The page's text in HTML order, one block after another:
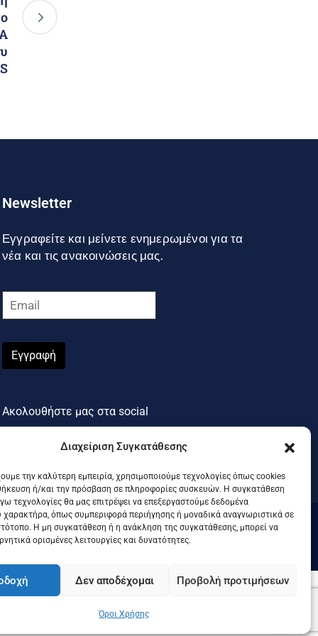
Διαχείριση Συγκατάθεσης
την καλύτερη εμπειρία, χρησιμοποιούμε τεχνολογίες όπως cookies
ή/και την πρόσβαση σε πληροφορίες συσκευών. Η συγκατάθεση
τεχνολογίες θα μας επιτρέψει να επεξεργαστούμε δεδομένα
όπως συμπεριφορά περιήγησης ή μοναδικά αναγνωριστικά σε
Η μη συγκατάθεση ή η ανάκληση της συγκατάθεσης, μπορεί να
ορισμένες λειτουργίες και δυνατότητες.
Δεν αποδέχομαι Προβολή προτιμήσεων
Όροι Χρήσης
Newsletter
Εγγραφείτε και μείνετε ενημερωμένοι για τα
νέα και τις ανακοινώσεις μας.
Εγγραφή
Ακολουθήστε μας στα social